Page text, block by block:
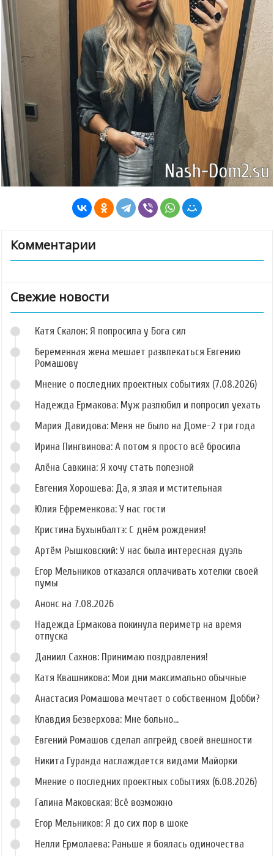
Комментарии
Свежие новости
Катя Скалон: Я попросила у Бога сил
Беременная жена мешает развлекаться Евгению
Ромашову
Мнение о последних проектных событиях (7.08.2026)
Надежда Ермакова: Муж разлюбил и попросил уехать
Мария Давидова: Меня не было на Доме-2 три года
Ирина Пингвинова: А потом я просто всё бросила
Алёна Савкина: Я хочу стать полезной
Евгения Хорошева: Да, я злая и мстительная
Юлия Ефременкова: У нас гости
Кристина Бухынбалтэ: С днём рождения!
Артём Рышковский: У нас была интересная дуэль
Егор Мельников отказался оплачивать хотелки своей
пумы
Анонс на 7.08.2026
Надежда Ермакова покинула периметр на время
отпуска
Даниил Сахнов: Принимаю поздравления!
Катя Квашникова: Мои дни максимально обычные
Анастасия Ромашова мечтает о собственном Добби?
Клавдия Безверхова: Мне больно...
Евгений Ромашов сделал апгрейд своей внешности
Никита Гуранда наслаждается видами Майорки
Мнение о последних проектных событиях (6.08.2026)
Галина Маковская: Всё возможно
Егор Мельников: Я до сих пор в шоке
Нелли Ермолаева: Раньше я боялась одиночества